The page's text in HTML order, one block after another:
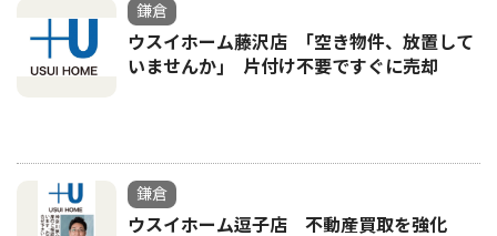
鎌倉
ウスイホーム藤沢店 ｢空き物件、放置して
いませんか｣ 片付け不要ですぐに売却
鎌倉
ウスイホーム逗子店 不動産買取を強化